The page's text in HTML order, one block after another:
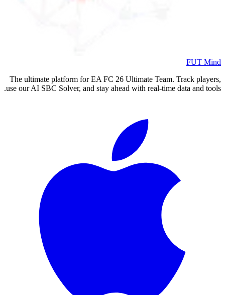
FUT Mind
The ultimate platform for EA FC 26 Ultimate Team. Track players,
use our AI SBC Solver, and stay ahead with real-time data and tools.